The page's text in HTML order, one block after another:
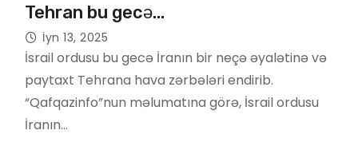
Tehran bu gecə…
İyn 13, 2025
İsrail ordusu bu gecə İranın bir neçə əyalətinə və
paytaxt Tehrana hava zərbələri endirib.
“Qafqazinfo”nun məlumatına görə, İsrail ordusu
İranın…